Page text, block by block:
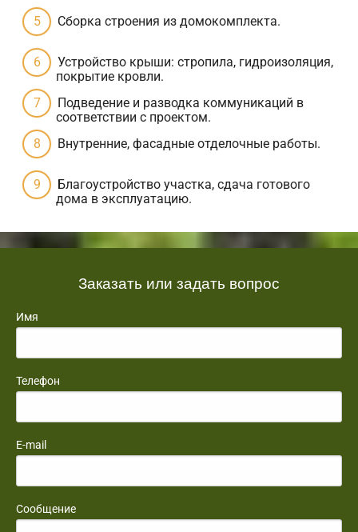
Сборка строения из домокомплекта.
Устройство крыши: стропила, гидроизоляция,
покрытие кровли.
Подведение и разводка коммуникаций в
соответствии с проектом.
Внутренние, фасадные отделочные работы.
Благоустройство участка, сдача готового
дома в эксплуатацию.
Заказать или задать вопрос
Имя
Телефон
E-mail
Сообщение